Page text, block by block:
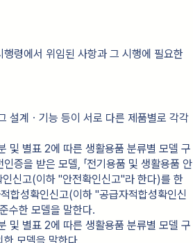
행령에서 위임된 사항과 그 시행에 필요한
설계ㆍ기능 등이 서로 다른 제품별로 각각
및 별표 2에 따른 생활용품 분류별 모델 구
증을 받은 모델, 「전기용품 및 생활용품 안
신고(이하 "안전확인신고"라 한다)를 한
합성확인신고(이하 "공급자적합성확인신
수한 모델을 말한다.
및 별표 2에 따른 생활용품 분류별 모델 구